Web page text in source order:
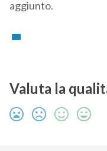
aggiunto.
Valuta la